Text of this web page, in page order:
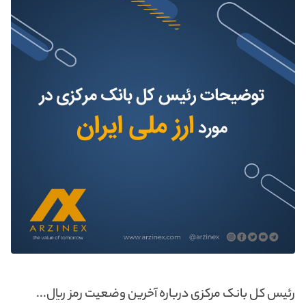
رئیس کل بانک مرکزی درباره آخرین وضعیت رمز ریال...